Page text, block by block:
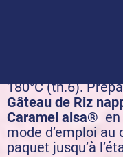
180°C (th.6).
Gâteau de Riz
Caramel alsa®
mode d’emploi au
paquet jusqu’à